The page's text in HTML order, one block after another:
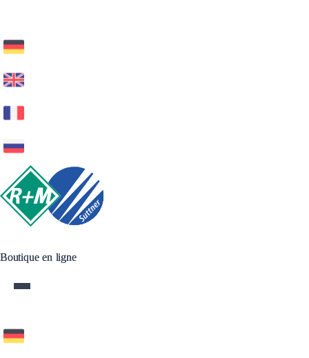
Boutique en ligne
Boutique en ligne